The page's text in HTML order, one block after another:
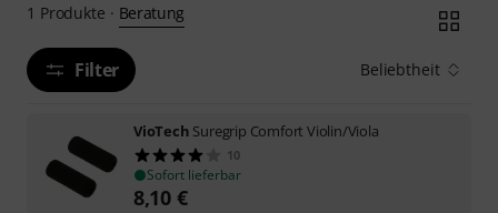
1 Produkte · Beratung
Filter Beliebtheit
VioTech Suregrip Comfort Violin/Viola
10
Sofort lieferbar
8,10 €